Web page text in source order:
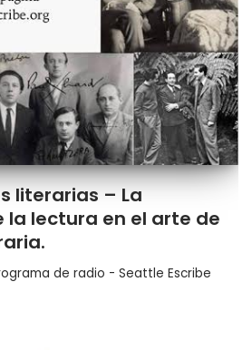
literarias – La
lectura en el arte de
de radio - Seattle Escribe